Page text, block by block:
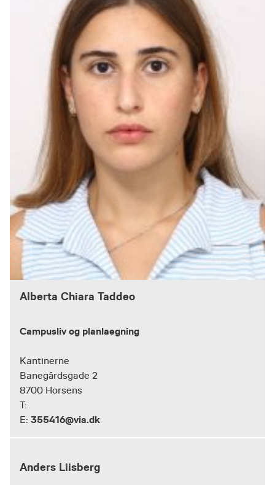
Alberta Chiara Taddeo
Campusliv og planlaegning
Kantinerne
Banegårdsgade 2
8700 Horsens
T:
E: 355416@via.dk
Anders Liisberg